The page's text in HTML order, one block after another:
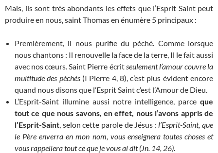
Mais, ils sont très abondants les effets que l’Esprit Saint peut
produire en nous, saint Thomas en énumère 5 principaux :
Premièrement, il nous purifie du péché. Comme lorsque
nous chantons : Il renouvelle la face de la terre, Il le fait aussi
avec nos cœurs. Saint Pierre écrit seulement l’amour couvre la
multitude des péchés (I Pierre 4, 8), c’est plus évident encore
quand nous disons que l’Esprit Saint c’est l’Amour de Dieu.
L’Esprit-Saint illumine aussi notre intelligence, parce que
tout ce que nous savons, en effet, nous l’avons appris de
l’Esprit-Saint , selon cette parole de Jésus : l’Esprit-Saint, que
le Père enverra en mon nom, vous enseignera toutes choses et
vous rappellera tout ce que je vous ai dit (Jn. 14, 26)